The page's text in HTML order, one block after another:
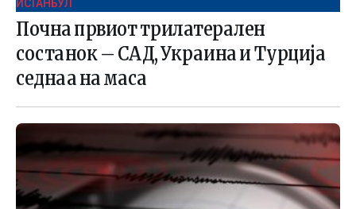
ИСТАНБУЛ
Почна првиот трилатерален
состанок – САД, Украина и Турција
седнаа на маса